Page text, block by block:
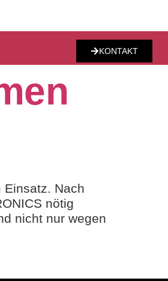
KONTAKT
Einsatz. Nach
nötig
nicht nur wegen